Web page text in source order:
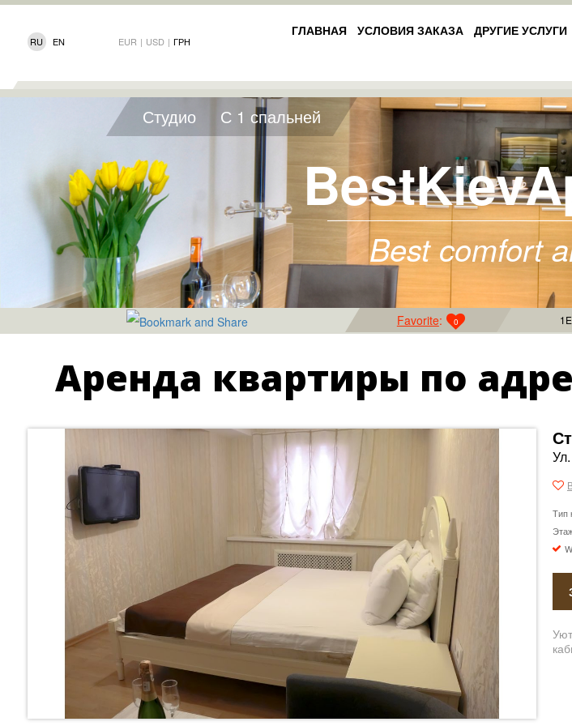
RU EN EUR | USD | ГРН
ГЛАВНАЯ УСЛОВИЯ ЗАКАЗА ДРУГИЕ УСЛУГИ
Студио С 1 спальней
Best comfort
Favorite: 0
Аренда квартиры по
Тип